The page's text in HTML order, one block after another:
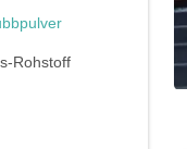
Rohstoff